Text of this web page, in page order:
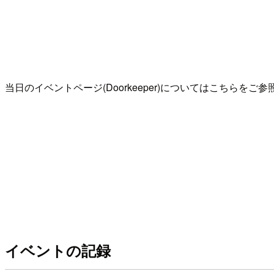
当日のイベントページ(Doorkeeper)についてはこちらをご参
イベントの記録